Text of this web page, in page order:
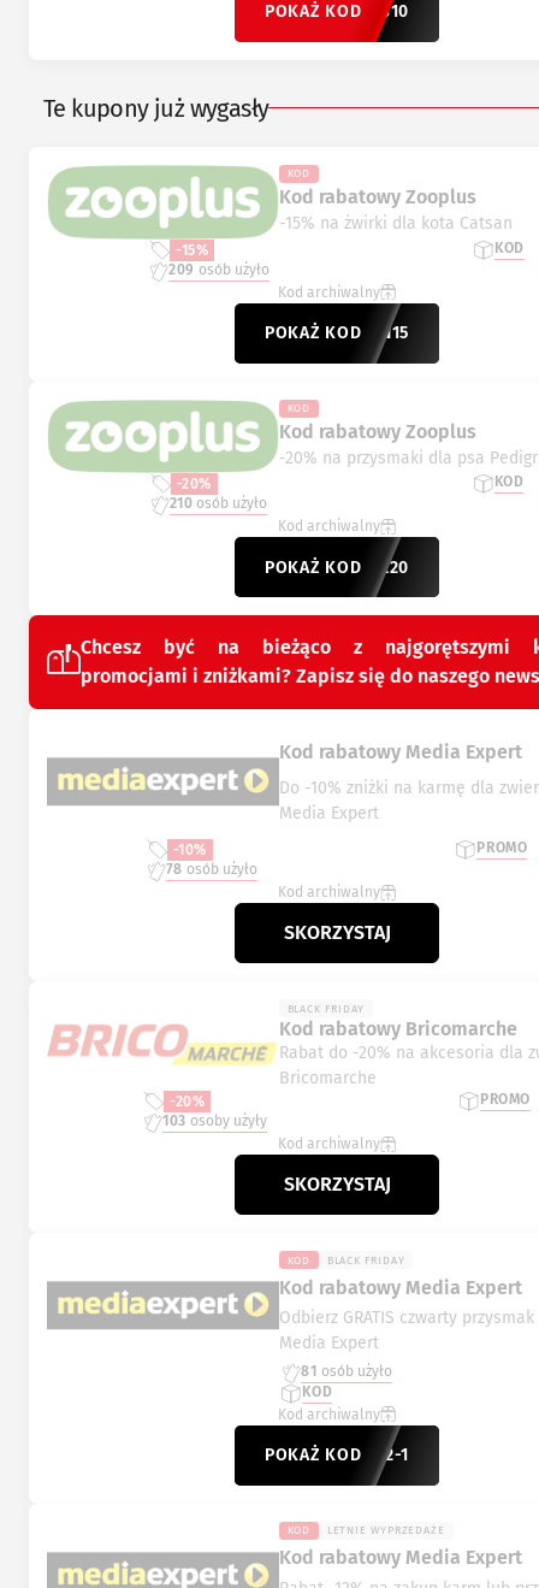
POKAŻ KODervis10
Te kupony już wygasły
KOD
Kod rabatowy Zooplus
-15% na żwirki dla kota Catsan
-15%
209 osób użyło
KOD
Kod archiwalny
POKAŻ KODATSAN15
KOD
Kod rabatowy Zooplus
-20% na przysmaki dla psa
-20%
210 osób użyło
KOD
Kod archiwalny
POKAŻ KODIGREE20
Chcesz być na bieżąco z najgorętszymi
promocjami i zniżkami? Zapisz się do naszego
Kod rabatowy Media Expert
Do -10% zniżki na karmę dla
Media Expert
-10%
78 osób użyło
PROMO
Kod archiwalny
SKORZYSTAJ
BLACK FRIDAY
Kod rabatowy Bricomarche
Rabat do -20% na akcesoria dla
Bricomarche
-20%
103 osoby użyły
PROMO
Kod archiwalny
SKORZYSTAJ
KOD BLACK FRIDAY
Kod rabatowy Media Expert
Odbierz GRATIS czwarty przysmak
Media Expert
81 osób użyło
KOD
Kod archiwalny
POKAŻ KOD-3832-1
KOD LETNIE WYPRZEDAŻE
Kod rabatowy Media Expert